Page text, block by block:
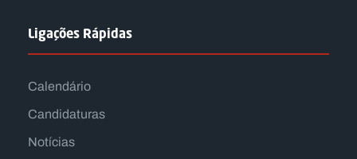
Ligações Rápidas
Calendário
Candidaturas
Notícias